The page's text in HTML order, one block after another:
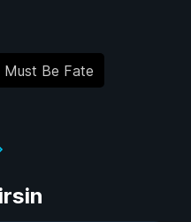
Must Be Fate